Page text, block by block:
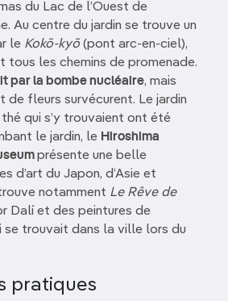
du Lac de l’Ouest de
Au centre du jardin se trouve un
le Kokō-kyō (pont arc-en-ciel),
tous les chemins de promenade.
par la bombe nucléaire, mais
de fleurs survécurent. Le jardin
qui s’y trouvaient ont été
le jardin, le Hiroshima
présente une belle
d’art du Japon, d’Asie et
notamment Le Rêve de
Dalí et des peintures de
se trouvait dans la ville lors du
pratiques